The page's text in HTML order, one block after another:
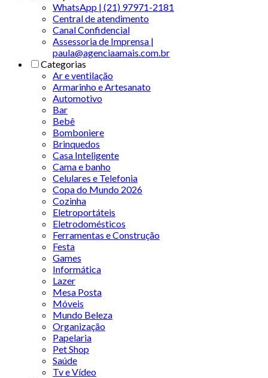
WhatsApp | (21) 97971-2181
Central de atendimento
Canal Confidencial
Assessoria de Imprensa |
paula@agenciaamais.com.br
Categorias
Ar e ventilação
Armarinho e Artesanato
Automotivo
Bar
Bebê
Bomboniere
Brinquedos
Casa Inteligente
Cama e banho
Celulares e Telefonia
Copa do Mundo 2026
Cozinha
Eletroportáteis
Eletrodomésticos
Ferramentas e Construção
Festa
Games
Informática
Lazer
Mesa Posta
Móveis
Mundo Beleza
Organização
Papelaria
Pet Shop
Saúde
Tv e Vídeo